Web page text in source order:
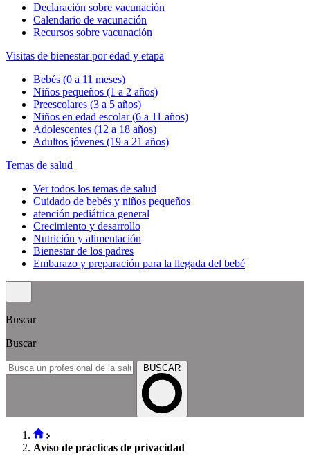
Declaración sobre vacunación
Calendario de vacunación
Recursos sobre vacunación
Visitas de bienestar por edad y etapa
Bebés (0 a 11 meses)
Niños pequeños (1 a 2 años)
Preescolares (3 a 5 años)
Niños en edad escolar (6 a 11 años)
Adolescentes (12 a 18 años)
Adultos jóvenes (19 a 21 años)
Temas de salud
Ver todos los temas de salud
Cuidado de bebés y niños pequeños
atención pediátrica general
Crecimiento y desarrollo
Nutrición y alimentación
Bienestar de los padres
Embarazo y preparación para la llegada del bebé
Buscar
Buscar
BUSCAR
Aviso de prácticas de privacidad